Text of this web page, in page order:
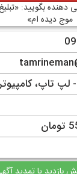
دهنده بگویید:
موج دیده ام»
- لپ تاپ،